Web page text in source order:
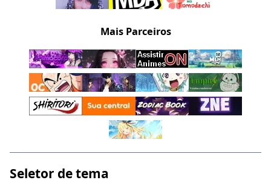
Mais Parceiros
Seletor de tema